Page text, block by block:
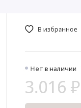
Нет в наличии
3.016 ₽
В избранное